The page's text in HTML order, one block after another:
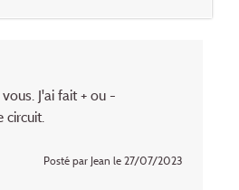
J'ai fait + ou -
circuit.
Posté par Jean le 27/07/2023